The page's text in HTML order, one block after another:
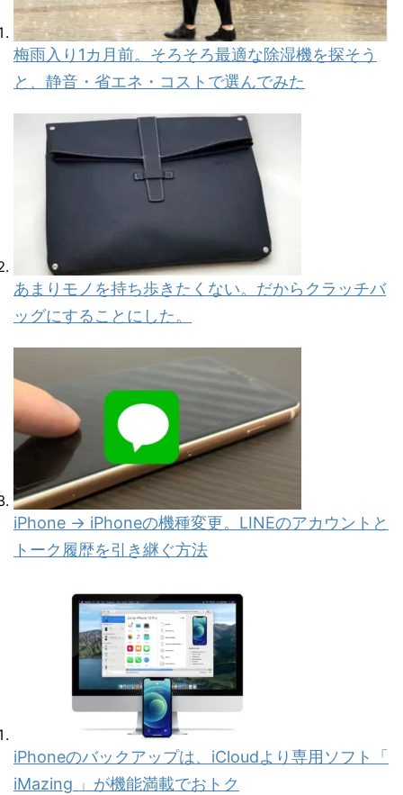
梅雨入り1カ月前。そろそろ最適な除湿機を探そう
と、静音・省エネ・コストで選んでみた
あまりモノを持ち歩きたくない。だからクラッチバ
ッグにすることにした。
iPhone → iPhoneの機種変更。LINEのアカウントと
トーク履歴を引き継ぐ方法
iPhoneのバックアップは、iCloudより専用ソフト「
iMazing 」が機能満載でおトク